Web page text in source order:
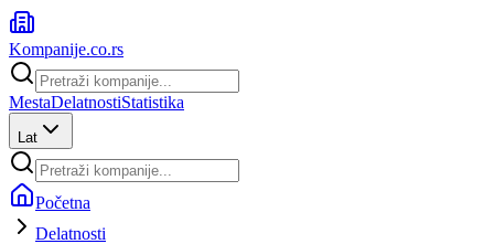
Kompanije.co.rs
MestaDelatnostiStatistika
Lat
Početna
Delatnosti